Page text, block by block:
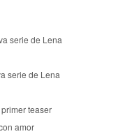
serie de Lena
serie de Lena
teaser
amor